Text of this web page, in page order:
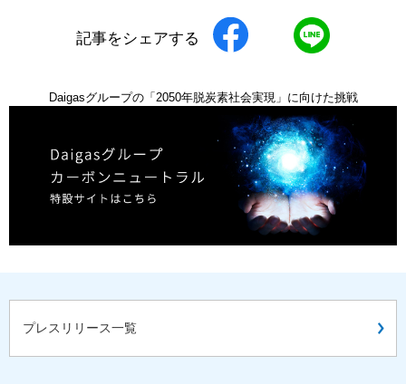
記事をシェアする
Daigasグループの「2050年脱炭素社会実現」に向けた挑戦
プレスリリース一覧